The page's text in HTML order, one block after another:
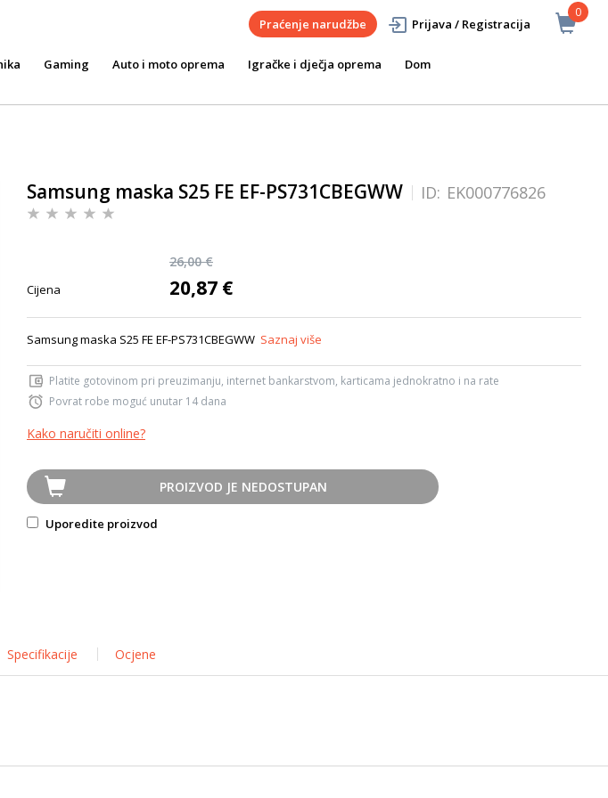
0
Praćenje narudžbe Prijava / Registracija
Gaming Auto i moto oprema Igračke i dječja oprema
Dom
Samsung maska S25 FE EF-PS731CBEGWW ID: EK000776826
26,00 €
Cijena 20,87 €
Samsung maska S25 FE EF-PS731CBEGWW Saznaj više
Platite gotovinom pri preuzimanju, internet bankarstvom, karticama jednokratno i na rate
Povrat robe moguć unutar 14 dana
Kako naručiti online?
PROIZVOD JE NEDOSTUPAN
Uporedite proizvod
Specifikacije Ocjene